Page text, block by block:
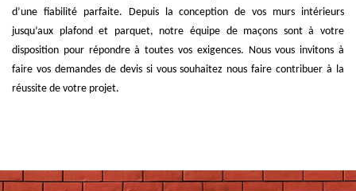
d’une fiabilité parfaite. Depuis la conception de vos murs intérieurs
jusqu’aux plafond et parquet, notre équipe de maçons sont à votre
disposition pour répondre à toutes vos exigences. Nous vous invitons à
faire vos demandes de devis si vous souhaitez nous faire contribuer à la
réussite de votre projet.